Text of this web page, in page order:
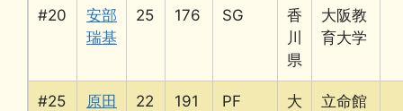
#20
安部
瑞基
25 176 SG
香
川
県
大阪教
育大学
#25
原田
22 191 PF
大
立命館